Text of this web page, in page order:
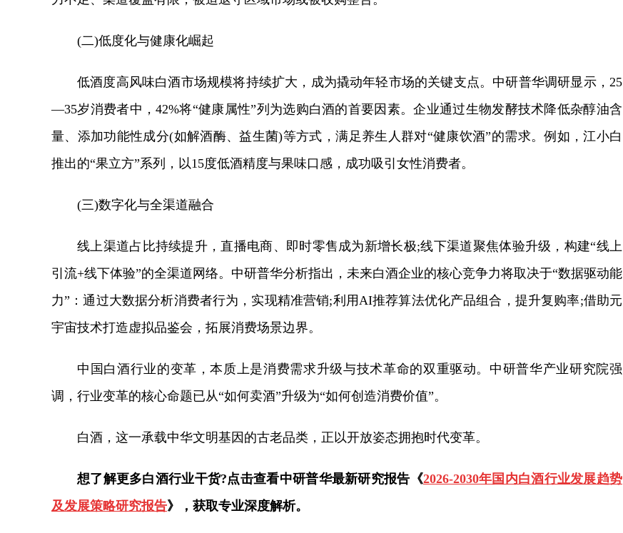
(二)低度化与健康化崛起
低酒度高风味白酒市场规模将持续扩大，成为撬动年轻市场的关键支点。中研普华调研显示，25
—35岁消费者中，42%将“健康属性”列为选购白酒的首要因素。企业通过生物发酵技术降低杂醇油含
量、添加功能性成分(如解酒酶、益生菌)等方式，满足养生人群对“健康饮酒”的需求。例如，江小白
推出的“果立方”系列，以15度低酒精度与果味口感，成功吸引女性消费者。
(三)数字化与全渠道融合
线上渠道占比持续提升，直播电商、即时零售成为新增长极;线下渠道聚焦体验升级，构建“线上
引流+线下体验”的全渠道网络。中研普华分析指出，未来白酒企业的核心竞争力将取决于“数据驱动能
力”：通过大数据分析消费者行为，实现精准营销;利用AI推荐算法优化产品组合，提升复购率;借助元
宇宙技术打造虚拟品鉴会，拓展消费场景边界。
中国白酒行业的变革，本质上是消费需求升级与技术革命的双重驱动。中研普华产业研究院强
调，行业变革的核心命题已从“如何卖酒”升级为“如何创造消费价值”。
白酒，这一承载中华文明基因的古老品类，正以开放姿态拥抱时代变革。
想了解更多白酒行业干货?点击查看中研普华最新研究报告《2026-2030年国内白酒行业发展趋势
及发展策略研究报告》，获取专业深度解析。